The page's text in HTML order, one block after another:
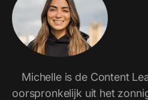
Michelle is de Content
oorspronkelijk uit het